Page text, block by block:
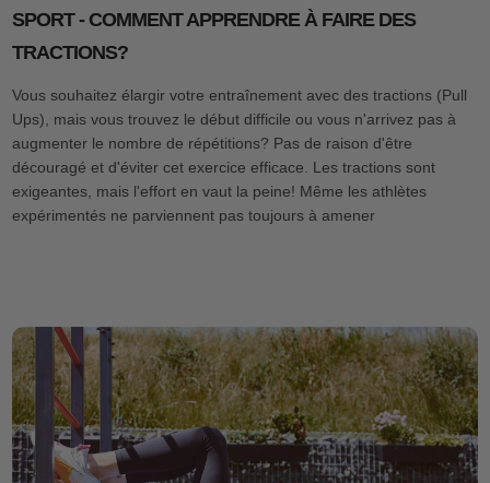
SPORT - COMMENT APPRENDRE À FAIRE DES
TRACTIONS?
Vous souhaitez élargir votre entraînement avec des tractions (Pull
Ups), mais vous trouvez le début difficile ou vous n'arrivez pas à
augmenter le nombre de répétitions? Pas de raison d'être
découragé et d'éviter cet exercice efficace. Les tractions sont
exigeantes, mais l'effort en vaut la peine! Même les athlètes
expérimentés ne parviennent pas toujours à amener